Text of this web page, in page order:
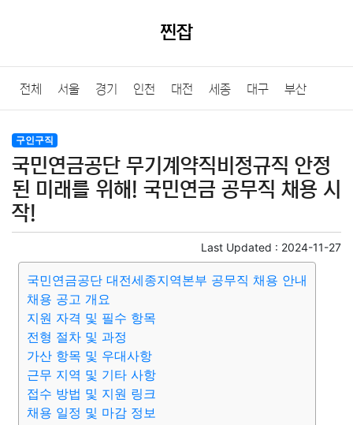
찐잡
전체 서울 경기 인천 대전 세종 대구 부산
울산
전남 제주
구인구직
국민연금공단 무기계약직비정규직 안정
된 미래를 위해! 국민연금 공무직 채용 시
작!
Last Updated : 2024-11-27
국민연금공단 대전세종지역본부 공무직 채용 안내
채용 공고 개요
지원 자격 및 필수 항목
전형 절차 및 과정
가산 항목 및 우대사항
근무 지역 및 기타 사항
접수 방법 및 지원 링크
채용 일정 및 마감 정보